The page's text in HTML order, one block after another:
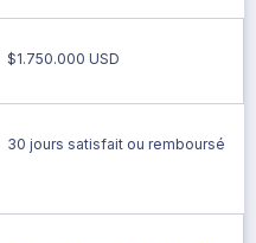
$1.750.000 USD
30 jours satisfait ou remboursé